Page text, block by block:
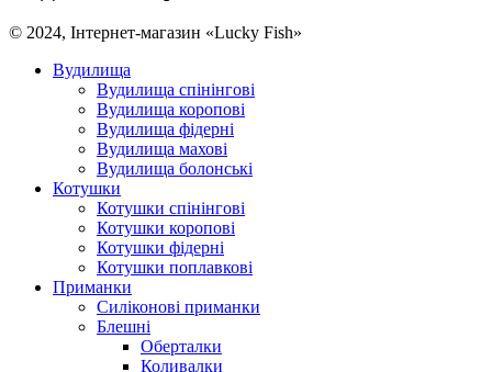
© 2024, Інтернет-магазин «Lucky Fish»
Вудилища
Вудилища спінінгові
Вудилища коропові
Вудилища фідерні
Вудилища махові
Вудилища болонські
Котушки
Котушки спінінгові
Котушки коропові
Котушки фідерні
Котушки поплавкові
Приманки
Силіконові приманки
Блешні
Оберталки
Коливалки